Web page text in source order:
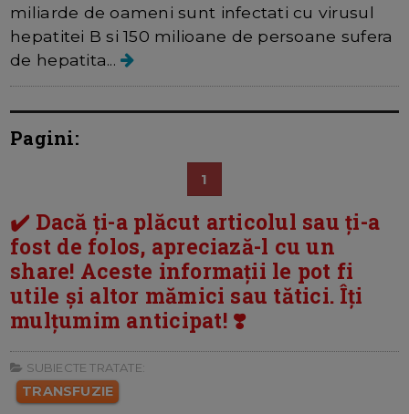
miliarde de oameni sunt infectati cu virusul
hepatitei B si 150 milioane de persoane sufera
de hepatita...
Pagini:
1
✔️ Dacă ți-a plăcut articolul sau ți-a
fost de folos, apreciază-l cu un
share! Aceste informații le pot fi
utile și altor mămici sau tătici. Îți
mulțumim anticipat! ❣️
SUBIECTE TRATATE:
TRANSFUZIE